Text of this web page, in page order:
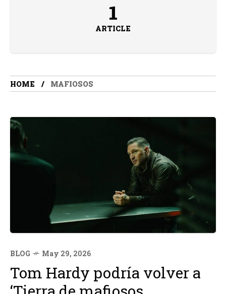
1
ARTICLE
HOME MAFIOSOS
BLOG May 29, 2026
Tom Hardy podría volver a